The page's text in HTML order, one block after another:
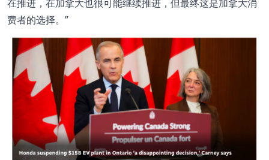
在推进，在加拿大也很可能继续推进，但最终这是加拿大消
费者的选择。”